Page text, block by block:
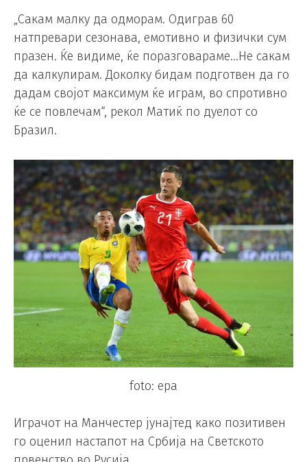
„Сакам малку да одморам. Одиграв 60
натпревари сезонава, емотивно и физички сум
празен. Ќе видиме, ќе поразговараме…Не сакам
да калкулирам. Доколку бидам подготвен да го
дадам својот максимум ќе играм, во спротивно
ќе се повлечам“, рекол Матиќ по дуелот со
Бразил.
foto: epa
Играчот на Манчестер јунајтед како позитивен
го оценил настапот на Србија на Светското